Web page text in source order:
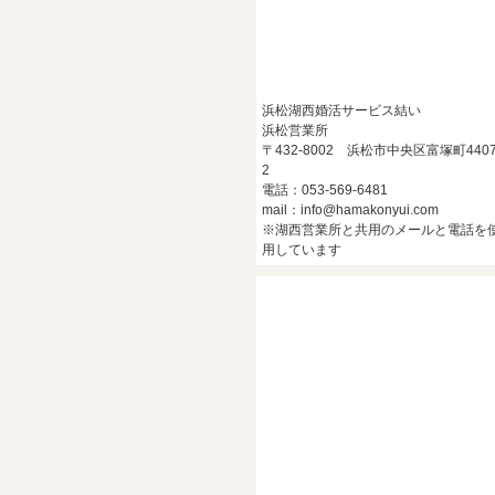
浜松湖西婚活サービス結い
浜松営業所
〒432-8002 浜松市中央区富塚町
2
電話：053-569-6481
mail：info@hamakonyui.com
※湖西営業所と共用のメールと電話を
用しています